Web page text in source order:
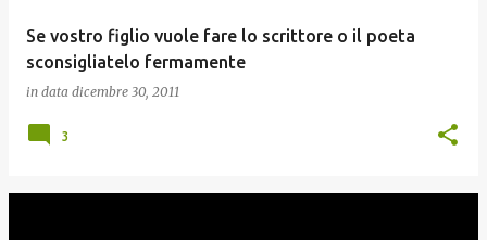
Se vostro figlio vuole fare lo scrittore o il poeta
sconsigliatelo fermamente
in data dicembre 30, 2011
3